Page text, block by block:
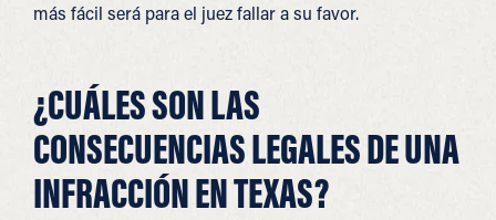
más fácil será para el juez fallar a su favor.
¿CUÁLES SON LAS
CONSECUENCIAS LEGALES DE UNA
INFRACCIÓN EN TEXAS?